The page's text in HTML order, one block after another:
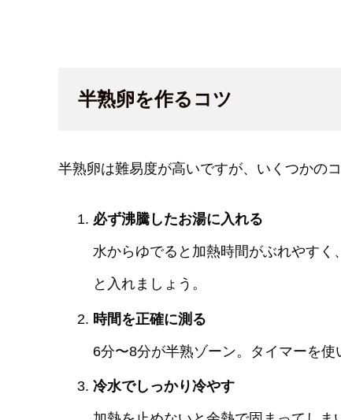
半熟卵を作るコツ
半熟卵は難易度が高いですが、いくつかの
必ず沸騰したお湯に入れる
水からゆでると加熱時間がぶれやす
と入れましょう。
時間を正確に測る
6分〜8分が半熟ゾーン。タイマーを使
冷水でしっかり冷やす